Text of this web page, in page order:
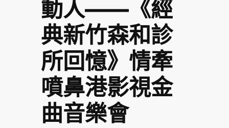
動人——《經
典新竹森和診
所回憶》情牽
噴鼻港影視金
曲音樂會